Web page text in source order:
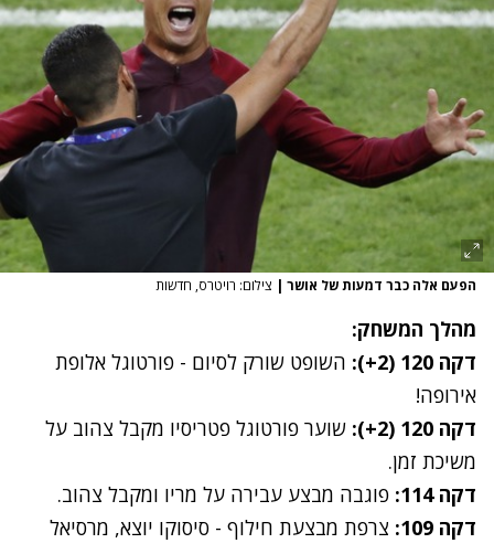
הפעם אלה כבר דמעות של אושר | צילום: רויטרס, חדשות
מהלך המשחק:
דקה 120 (2+):
השופט שורק לסיום - פורטוגל אלופת
אירופה!
דקה 120 (2+):
שוער פורטוגל פטריסיו מקבל צהוב על
משיכת זמן.
דקה 114:
פוגבה מבצע עבירה על מריו ומקבל צהוב.
דקה 109:
צרפת מבצעת חילוף - סיסוקו יוצא, מרסיאל